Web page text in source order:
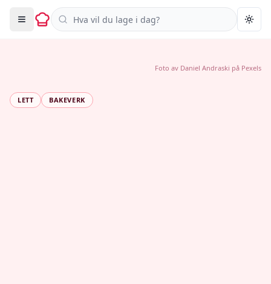
Søk i oppskrifter
LETT BAKEVERK
Foto av Daniel Andraski på Pexels